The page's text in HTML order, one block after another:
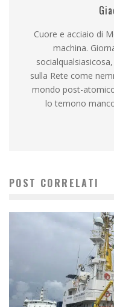
Cuore e acciaio di
machina.
sulla Rete come
mondo post-
lo temono
POST CORRELATI